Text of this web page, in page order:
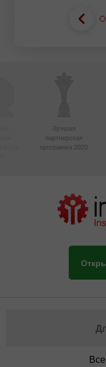
Лучшая
партнерская
программа 2020